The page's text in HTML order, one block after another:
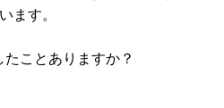
ます。
ことありますか？